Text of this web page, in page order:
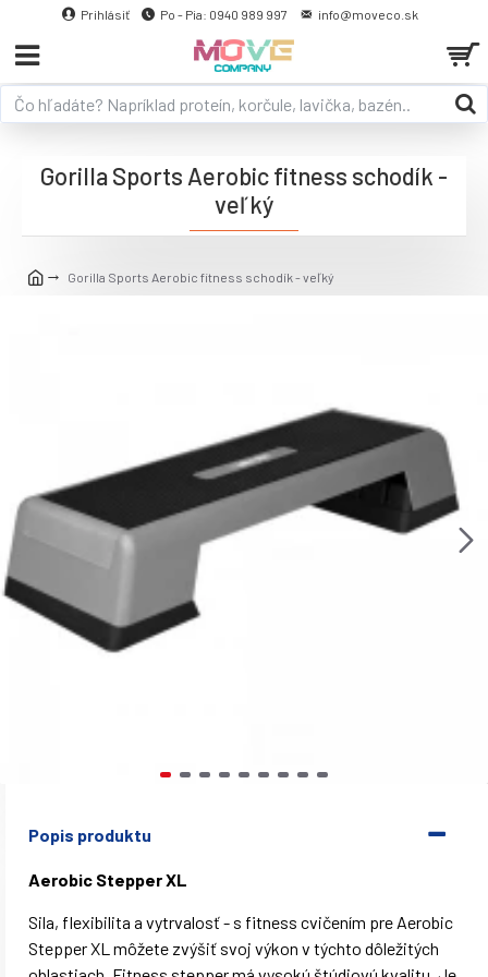
Prihlásiť Po - Pia: 0940 989 997 info@moveco.sk
Gorilla Sports Aerobic fitness schodík - veľký
Gorilla Sports Aerobic fitness schodík -
veľký
Popis produktu
Aerobic Stepper XL
Sila, flexibilita a vytrvalosť - s fitness cvičením pre Aerobic
Stepper XL môžete zvýšiť svoj výkon v týchto dôležitých